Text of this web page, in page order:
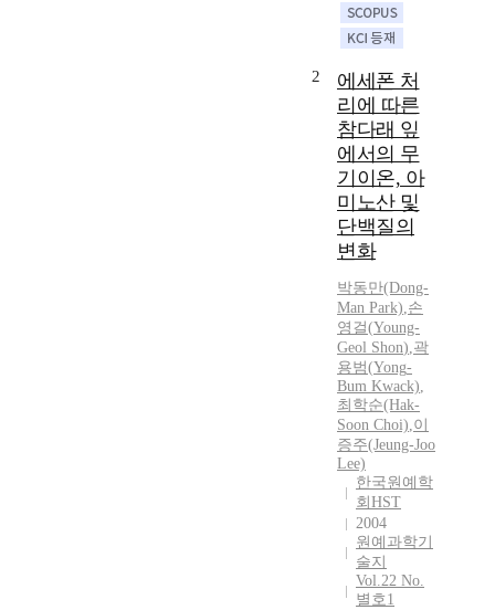
2
에세폰 처
리에 따른
참다래 잎
에서의 무
기이온, 아
미노산 및
단백질의
변화
박동만(Dong-
Man Park),손
영걸(Young-
Geol Shon),곽
용범(Yong-
Bum Kwack),
최학순(Hak-
Soon Choi),이
증주(Jeung-Joo
Lee)
한국원예학
회HST
2004
원예과학기
술지
Vol.22 No.
별호1